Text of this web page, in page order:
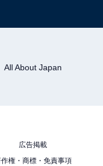
All About Japan
広告掲載
権・商標・免責事項